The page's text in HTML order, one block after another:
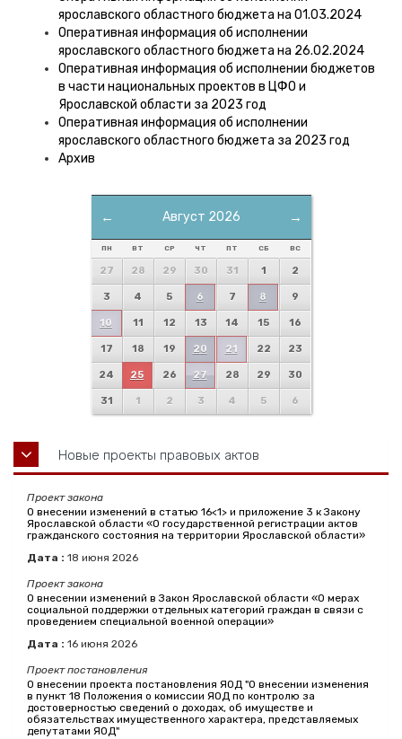
ярославского областного бюджета на 01.03.2024
Оперативная информация об исполнении
ярославского областного бюджета на 26.02.2024
Оперативная информация об исполнении бюджетов
в части национальных проектов в ЦФО и
Ярославской области за 2023 год
Оперативная информация об исполнении
ярославского областного бюджета за 2023 год
Архив
← →
Август 2026
ПН ВТ СР ЧТ ПТ СБ ВС
27 28 29 30 31 1 2
3 4 5 6 7 8 9
10 11 12 13 14 15 16
17 18 19 20 21 22 23
24 25 26 27 28 29 30
31 1 2 3 4 5 6
Новые проекты правовых актов
Проект закона
О внесении изменений в статью 16<1> и приложение 3 к Закону
Ярославской области «О государственной регистрации актов
гражданского состояния на территории Ярославской области»
Дата : 18 июня 2026
Проект закона
О внесении изменений в Закон Ярославской области «О мерах
социальной поддержки отдельных категорий граждан в связи с
проведением специальной военной операции»
Дата : 16 июня 2026
Проект постановления
О внесении проекта постановления ЯОД "О внесении изменения
в пункт 18 Положения о комиссии ЯОД по контролю за
достоверностью сведений о доходах, об имуществе и
обязательствах имущественного характера, представляемых
депутатами ЯОД"